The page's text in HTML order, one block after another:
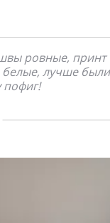
ровные, принт
белые, лучше
пофиг!